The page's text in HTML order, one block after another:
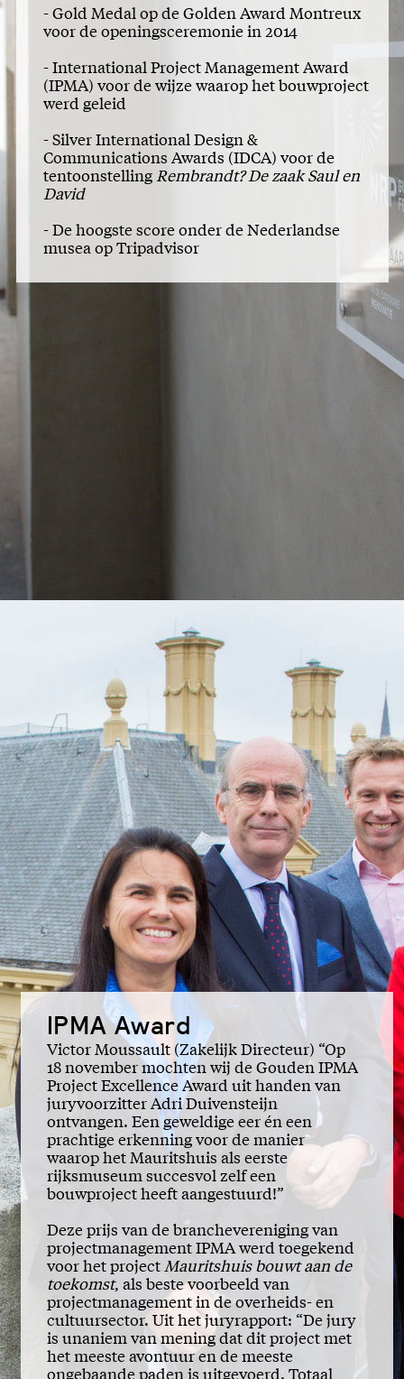
- Gold Medal op de Golden Award Montreux
voor de openingsceremonie in 2014
- International Project Management Award
(IPMA) voor de wijze waarop het bouwproject
werd geleid
- Silver International Design &
Communications Awards (IDCA) voor de
tentoonstellingRembrandt? De zaak Saul en
David
- De hoogste score onder de Nederlandse
musea op Tripadvisor
IPMA Award
Victor Moussault (Zakelijk Directeur) “Op
18 november mochten wij de Gouden IPMA
Project Excellence Award uit handen van
juryvoorzitter Adri Duivensteijn
ontvangen. Een geweldige eer én een
prachtige erkenning voor de manier
waarop het Mauritshuis als eerste
rijksmuseum succesvol zelf een
bouwproject heeft aangestuurd!”
Deze prijs van de branchevereniging van
projectmanagement IPMA werd toegekend
voor het projectMauritshuis bouwt aan de
toekomst, als beste voorbeeld van
projectmanagement in de overheids- en
cultuursector. Uit het juryrapport: “De jury
is unaniem van mening dat dit project met
het meeste avontuur en de meeste
ongebaande paden is uitgevoerd. Totaal